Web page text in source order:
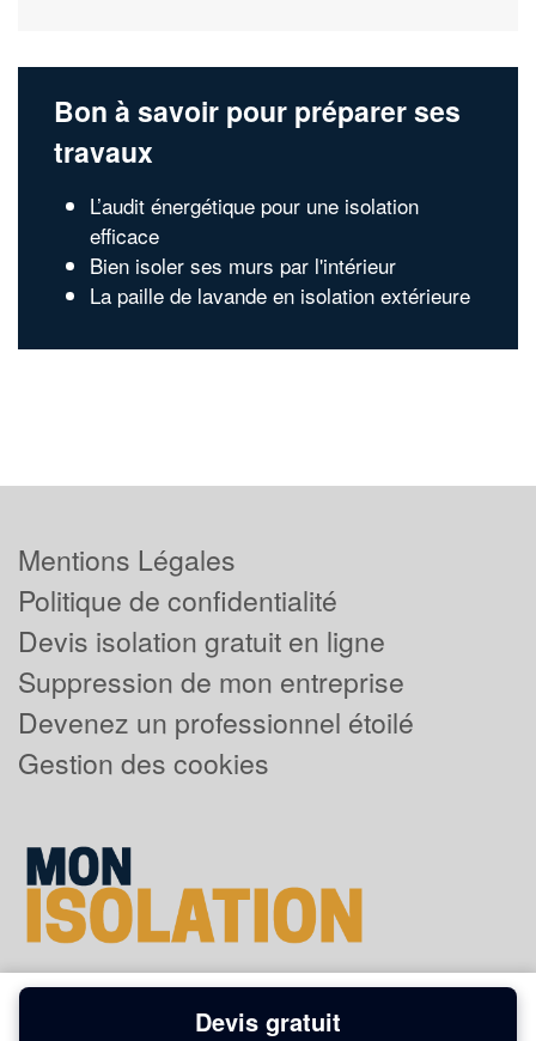
Bon à savoir pour préparer ses
travaux
L’audit énergétique pour une isolation
efficace
Bien isoler ses murs par l'intérieur
La paille de lavande en isolation extérieure
Mentions Légales
Politique de confidentialité
Devis isolation gratuit en ligne
Suppression de mon entreprise
Devenez un professionnel étoilé
Gestion des cookies
Devis gratuit